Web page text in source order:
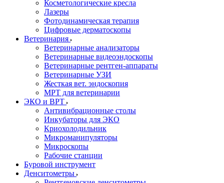
Косметологические кресла
Лазеры
Фотодинамическая терапия
Цифровые дерматоскопы
Ветеринария
Ветеринарные анализаторы
Ветеринарные видеоэндоскопы
Ветеринарные рентген-аппараты
Ветеринарные УЗИ
Жесткая вет. эндоскопия
МРТ для ветеринарии
ЭКО и ВРТ
Антивибрационные столы
Инкубаторы для ЭКО
Криохолодильник
Микроманипуляторы
Микроскопы
Рабочие станции
Буровой инструмент
Денситометры